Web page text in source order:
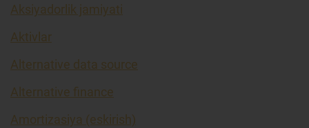
Aksiyadorlik jamiyati
Aktivlar
Alternative data source
Alternative finance
Amortizasiya (eskirish)